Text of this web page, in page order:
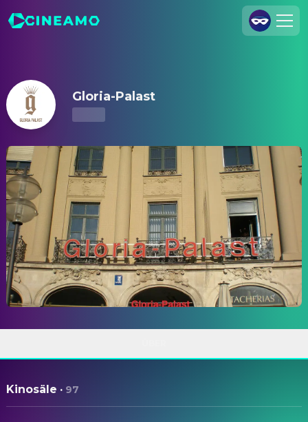
Impressum
Datenschutzerklärung
Datenschutzeinstellungen
Gloria-Palast
Kinosäle · 97